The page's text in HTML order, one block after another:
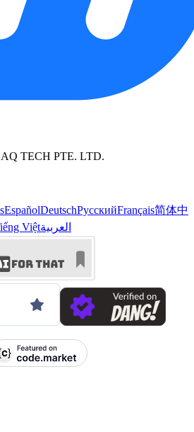
TECH PTE. LTD.
EspañolDeutschРусскийFrançais简体中
Việtالعربية